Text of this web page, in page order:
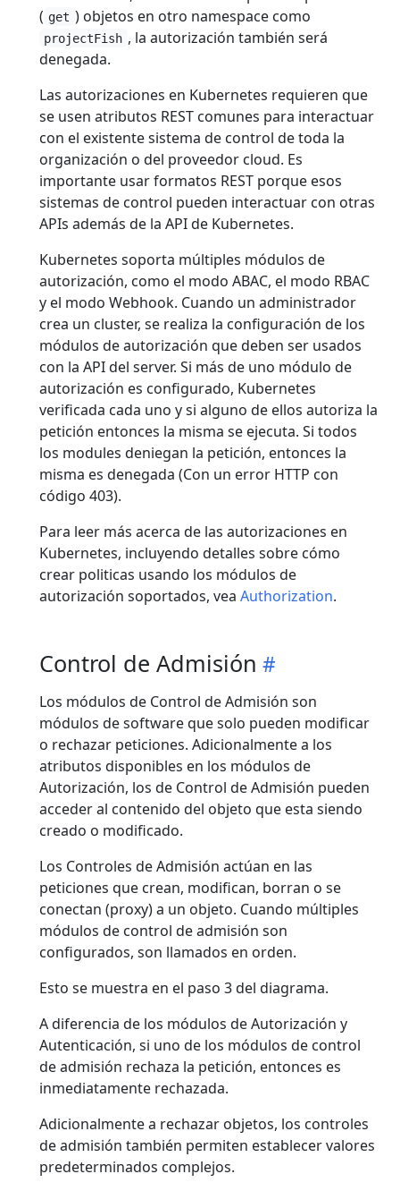
( get ) objetos en otro namespace como
projectFish , la autorización también será
denegada.
Las autorizaciones en Kubernetes requieren que
se usen atributos REST comunes para interactuar
con el existente sistema de control de toda la
organización o del proveedor cloud. Es
importante usar formatos REST porque esos
sistemas de control pueden interactuar con otras
APIs además de la API de Kubernetes.
Kubernetes soporta múltiples módulos de
autorización, como el modo ABAC, el modo RBAC
y el modo Webhook. Cuando un administrador
crea un cluster, se realiza la configuración de los
módulos de autorización que deben ser usados
con la API del server. Si más de uno módulo de
autorización es configurado, Kubernetes
verificada cada uno y si alguno de ellos autoriza la
petición entonces la misma se ejecuta. Si todos
los modules deniegan la petición, entonces la
misma es denegada (Con un error HTTP con
código 403).
Para leer más acerca de las autorizaciones en
Kubernetes, incluyendo detalles sobre cómo
crear politicas usando los módulos de
autorización soportados, vea Authorization.
Control de Admisión
Los módulos de Control de Admisión son
módulos de software que solo pueden modificar
o rechazar peticiones. Adicionalmente a los
atributos disponibles en los módulos de
Autorización, los de Control de Admisión pueden
acceder al contenido del objeto que esta siendo
creado o modificado.
Los Controles de Admisión actúan en las
peticiones que crean, modifican, borran o se
conectan (proxy) a un objeto. Cuando múltiples
módulos de control de admisión son
configurados, son llamados en orden.
Esto se muestra en el paso 3 del diagrama.
A diferencia de los módulos de Autorización y
Autenticación, si uno de los módulos de control
de admisión rechaza la petición, entonces es
inmediatamente rechazada.
Adicionalmente a rechazar objetos, los controles
de admisión también permiten establecer valores
predeterminados complejos.